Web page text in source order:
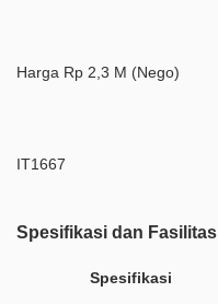
Harga Rp 2,3 M (Nego)
IT1667
Spesifikasi dan Fasilitas
Spesifikasi